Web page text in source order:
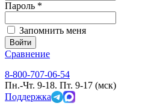
Пароль *
Запомнить меня
Сравнение
8-800-707-06-54
Пн.-Чт. 9-18. Пт. 9-17 (мск)
Поддержка